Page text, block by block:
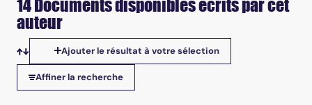
14 Documents disponibles écrits par cet
auteur
Tris disponibles
Ajouter le résultat à votre sélection
Affiner la recherche